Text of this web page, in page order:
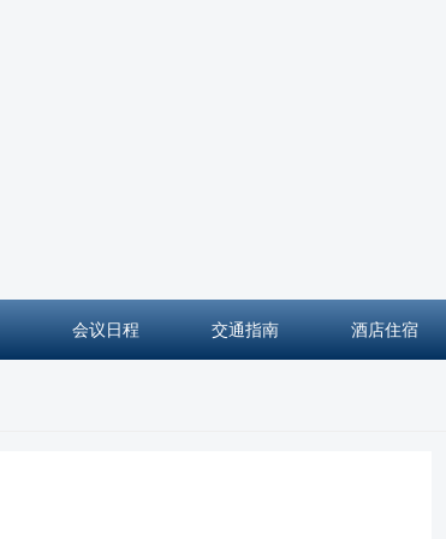
会议日程 交通指南 酒店住宿